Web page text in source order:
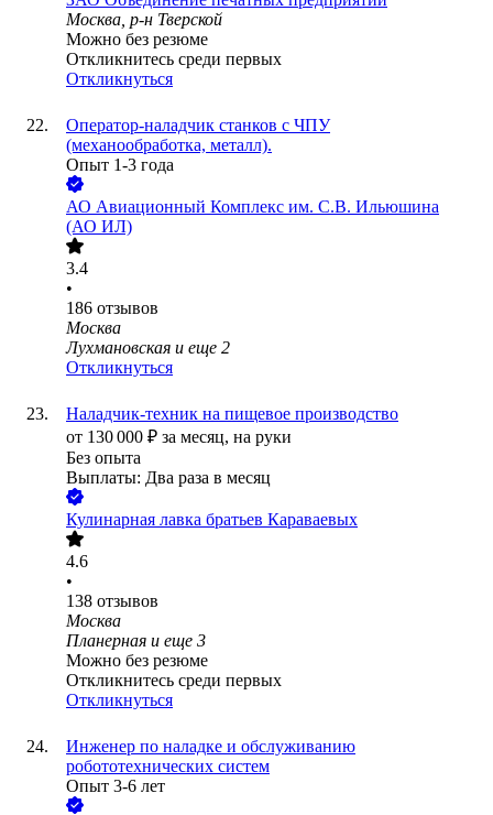
Москва, р-н Тверской
Можно без резюме
Откликнитесь среди первых
Откликнуться
Оператор-наладчик станков с ЧПУ
(механообработка, металл).
Опыт 1-3 года
АО Авиационный Комплекс им. С.В. Ильюшина
(АО ИЛ)
3.4
•
186 отзывов
Москва
Лухмановская и еще 2
Откликнуться
Наладчик-техник на пищевое производство
от 130 000 ₽ за месяц, на руки
Без опыта
Выплаты: Два раза в месяц
Кулинарная лавка братьев Караваевых
4.6
•
138 отзывов
Москва
Планерная и еще 3
Можно без резюме
Откликнитесь среди первых
Откликнуться
Инженер по наладке и обслуживанию
робототехнических систем
Опыт 3-6 лет